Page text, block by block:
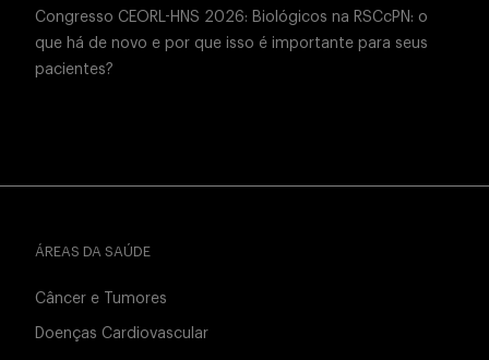
Congresso CEORL-HNS 2026: Biológicos na RSCcPN: o
que há de novo e por que isso é importante para seus
pacientes?
ÁREAS DA SAÚDE
Câncer e Tumores
Doenças Cardiovascular